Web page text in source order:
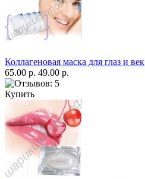
Коллагеновая маска для глаз и век
65.00 р. 49.00 р.
Купить